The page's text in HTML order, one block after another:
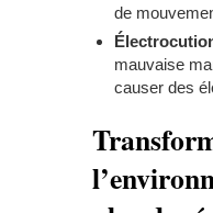
de
mauvaise
causer des